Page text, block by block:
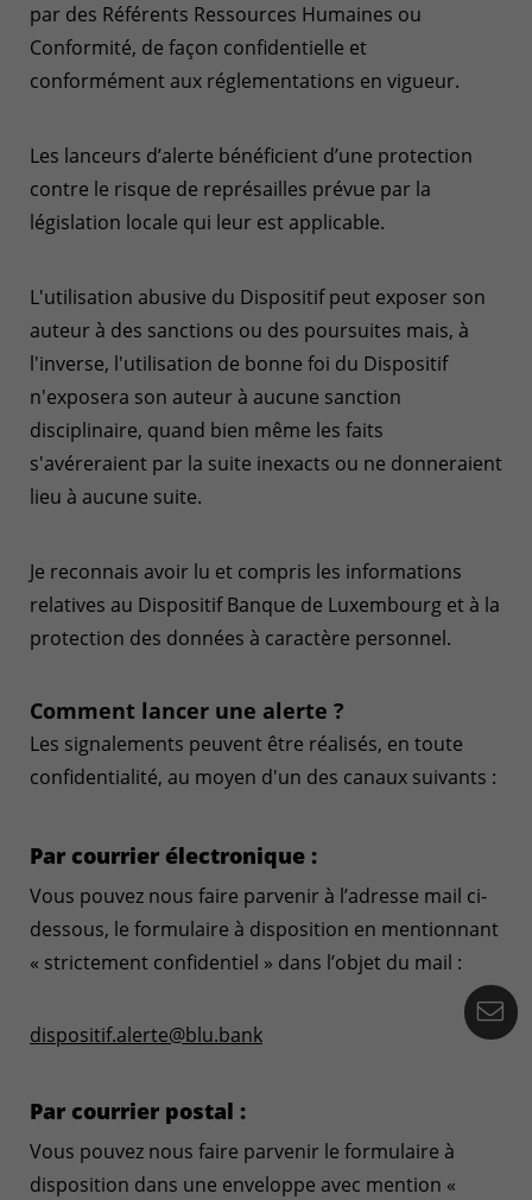
par des Référents Ressources Humaines ou
Conformité, de façon confidentielle et
conformément aux réglementations en vigueur.
Les lanceurs d’alerte bénéficient d’une protection
contre le risque de représailles prévue par la
législation locale qui leur est applicable.
L'utilisation abusive du Dispositif peut exposer son
auteur à des sanctions ou des poursuites mais, à
l'inverse, l'utilisation de bonne foi du Dispositif
n'exposera son auteur à aucune sanction
disciplinaire, quand bien même les faits
s'avéreraient par la suite inexacts ou ne donneraient
lieu à aucune suite.
Je reconnais avoir lu et compris les informations
relatives au Dispositif Banque de Luxembourg et à la
protection des données à caractère personnel.
Comment lancer une alerte ?
Les signalements peuvent être réalisés, en toute
confidentialité, au moyen d'un des canaux suivants :
Par courrier électronique :
Vous pouvez nous faire parvenir à l’adresse mail ci-
dessous, le formulaire à disposition en mentionnant
« strictement confidentiel » dans l’objet du mail :
dispositif.alerte@blu.bank
Par courrier postal :
Vous pouvez nous faire parvenir le formulaire à
disposition dans une enveloppe avec mention «